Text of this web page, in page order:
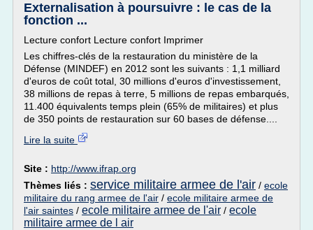
Externalisation à poursuivre : le cas de la
fonction ...
Lecture confort Lecture confort Imprimer
Les chiffres-clés de la restauration du ministère de la
Défense (MINDEF) en 2012 sont les suivants : 1,1 milliard
d'euros de coût total, 30 millions d'euros d'investissement,
38 millions de repas à terre, 5 millions de repas embarqués,
11.400 équivalents temps plein (65% de militaires) et plus
de 350 points de restauration sur 60 bases de défense....
Lire la suite
Site : http://www.ifrap.org
Thèmes liés : service militaire armee de l'air / ecole
militaire du rang armee de l'air / ecole militaire armee de
l'air saintes / ecole militaire armee de l'air / ecole
militaire armee de l air